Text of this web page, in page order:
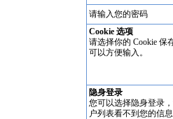
请输入您的密码
Cookie 选项
请选择你的 Cookie 保
可以方便输入。
隐身登录
您可以选择隐身登录
户列表看不到您的信息